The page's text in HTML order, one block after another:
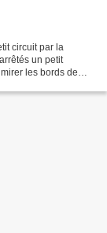
circuit par la
un petit
les bords de